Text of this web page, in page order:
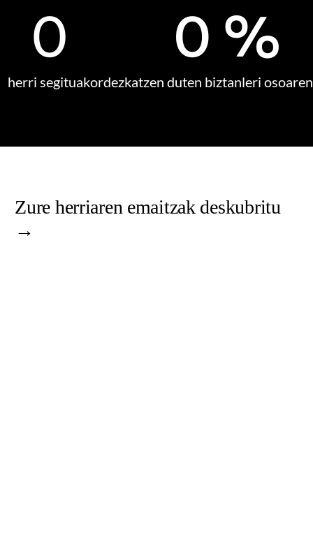
0
herri segituak
0 %
ordezkatzen duten biztanleri
Zure herriaren emaitzak deskubritu
→